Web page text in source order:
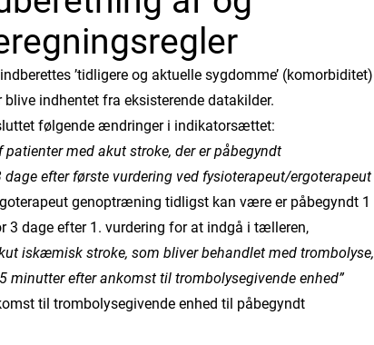
’tidligere og aktuelle sygdomme’ (komorbiditet)
indhentet fra eksisterende datakilder.
følgende ændringer i indikatorsættet:
patienter med akut stroke, der er påbegyndt
efter første vurdering ved fysioterapeut/ergoterapeut
genoptræning tidligst kan være er påbegyndt 1
3 dage efter 1. vurdering for at indgå i tælleren,
iskæmisk stroke, som bliver behandlet med trombolyse,
minutter efter ankomst til trombolysegivende enhed”
til trombolysegivende enhed til påbegyndt